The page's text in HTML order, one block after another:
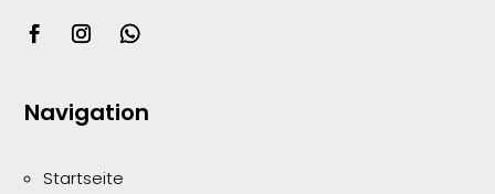
Navigation
Startseite